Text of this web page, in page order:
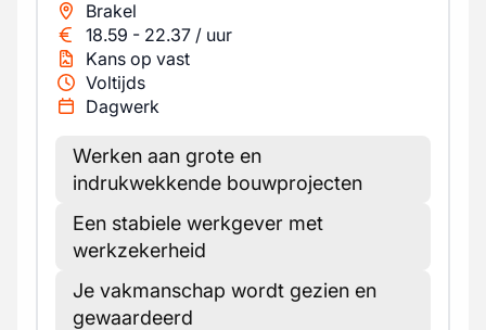
Brakel
18.59 - 22.37 / uur
Kans op vast
Voltijds
Dagwerk
Werken aan grote en
indrukwekkende bouwprojecten
Een stabiele werkgever met
werkzekerheid
Je vakmanschap wordt gezien en
gewaardeerd